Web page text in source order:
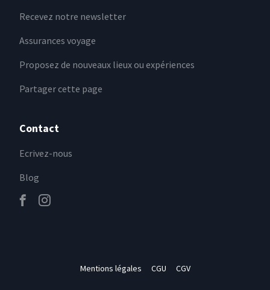
Recevez notre newsletter
Assurances voyage
Proposez de nouveaux lieux ou expériences
Partager cette page
Contact
Ecrivez-nous
Blog
Mentions légales CGU CGV